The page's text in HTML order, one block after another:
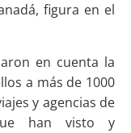
figura en el
en cuenta la
a más de 1000
y agencias de
han visto y